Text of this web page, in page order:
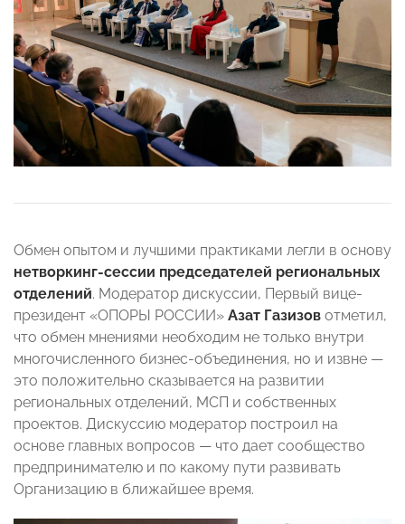
Обмен опытом и лучшими практиками легли в основу
нетворкинг-сессии председателей региональных
отделений. Модератор дискуссии, Первый вице-
президент «ОПОРЫ РОССИИ» Азат Газизов отметил,
что обмен мнениями необходим не только внутри
многочисленного бизнес-объединения, но и извне —
это положительно сказывается на развитии
региональных отделений, МСП и собственных
проектов. Дискуссию модератор построил на
основе главных вопросов — что дает сообщество
предпринимателю и по какому пути развивать
Организацию в ближайшее время.